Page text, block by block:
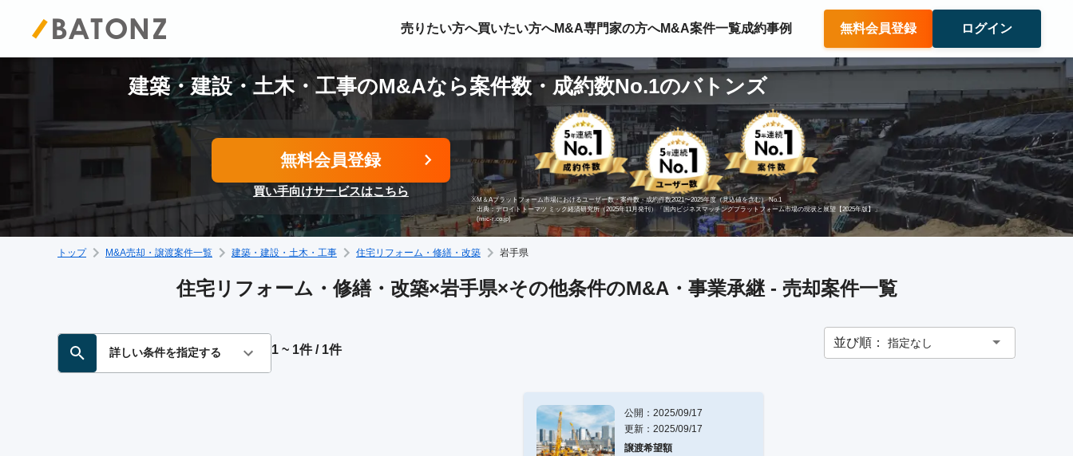
売りたい方へ買いたい方へM&A専門家の方へM&A案件一覧成約事例 無料会員登録 ログイン
建築・建設・土木・工事のM&Aなら案件数・成約数No.1のバトンズ
無料会員登録
買い手向けサービスはこちら
※M＆Aプラットフォーム市場におけるユーザー数・案件数・成約件数2021〜2025年度（見込値を含む） No.1
出典：デロイトトーマツ ミック経済研究所（2025年11月発刊）「国内ビジネスマッチングプラットフォーム市場の現状と展望【2025年版】」
(mic-r.co.jp)
トップ M&A売却・譲渡案件一覧 建築・建設・土木・工事 住宅リフォーム・修繕・改築 岩手県
住宅リフォーム・修繕・改築×岩手県×その他条件のM&A・事業承継 - 売却案件一覧
詳しい条件を指定する 1 ~ 1件 / 1件
並び順： 指定なし
公開：2025/09/17
更新：2025/09/17
譲渡希望額